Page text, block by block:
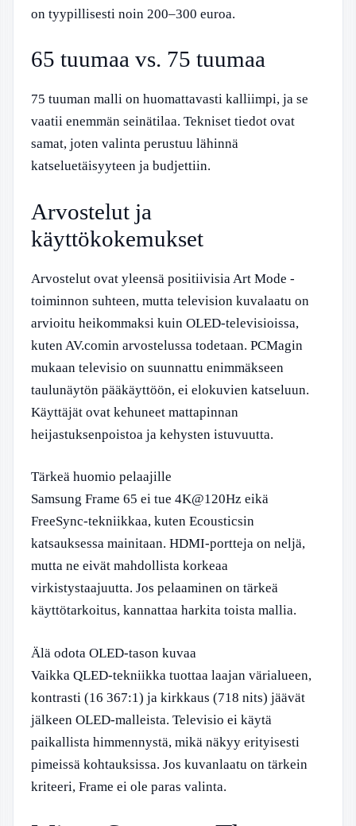
on tyypillisesti noin 200–300 euroa.
65 tuumaa vs. 75 tuumaa
75 tuuman malli on huomattavasti kalliimpi, ja se
vaatii enemmän seinätilaa. Tekniset tiedot ovat
samat, joten valinta perustuu lähinnä
katseluetäisyyteen ja budjettiin.
Arvostelut ja
käyttökokemukset
Arvostelut ovat yleensä positiivisia Art Mode -
toiminnon suhteen, mutta television kuvalaatu on
arvioitu heikommaksi kuin OLED-televisioissa,
kuten AV.comin arvostelussa todetaan. PCMagin
mukaan televisio on suunnattu enimmäkseen
taulunäytön pääkäyttöön, ei elokuvien katseluun.
Käyttäjät ovat kehuneet mattapinnan
heijastuksenpoistoa ja kehysten istuvuutta.
Tärkeä huomio pelaajille
Samsung Frame 65 ei tue 4K@120Hz eikä
FreeSync-tekniikkaa, kuten Ecousticsin
katsauksessa mainitaan. HDMI-portteja on neljä,
mutta ne eivät mahdollista korkeaa
virkistystaajuutta. Jos pelaaminen on tärkeä
käyttötarkoitus, kannattaa harkita toista mallia.
Älä odota OLED-tason kuvaa
Vaikka QLED-tekniikka tuottaa laajan värialueen,
kontrasti (16 367:1) ja kirkkaus (718 nits) jäävät
jälkeen OLED-malleista. Televisio ei käytä
paikallista himmennystä, mikä näkyy erityisesti
pimeissä kohtauksissa. Jos kuvanlaatu on tärkein
kriteeri, Frame ei ole paras valinta.